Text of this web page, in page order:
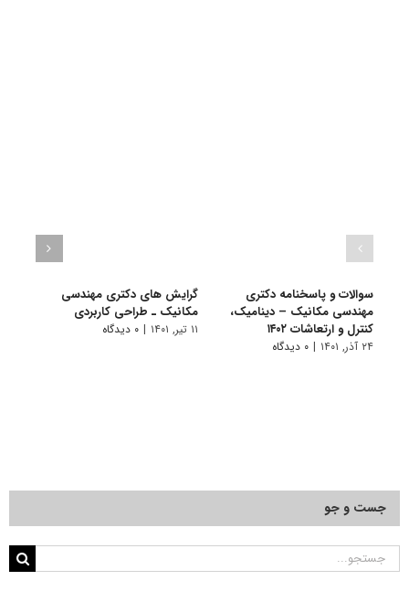
سوالات و پاسخنامه دکتری
مهندسی مکانیک – دینامیک،
کنترل و ارتعاشات ۱۴۰۲
۲۴ آذر, ۱۴۰۱ | ۰ دیدگاه
گرایش های دکتری مهندسی
مکانیک ـ طراحی کاربردی
۱۱ تیر, ۱۴۰۱ | ۰ دیدگاه
جست و جو
جستجو